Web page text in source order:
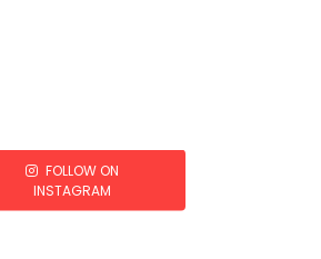
FOLLOW ON
INSTAGRAM